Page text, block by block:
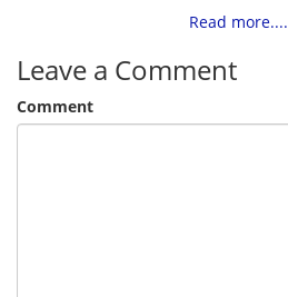
Read more....
Leave a Comment
Comment